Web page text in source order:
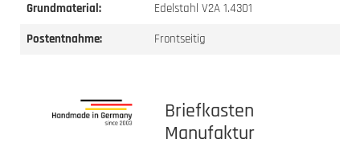
Grundmaterial:
Edelstahl V2A 1.4301
Postentnahme:
Frontseitig
Briefkasten
Manufaktur